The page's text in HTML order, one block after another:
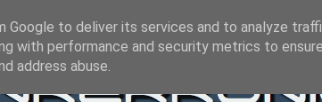
Google to deliver its services and to analyze
with performance and security metrics to
address abuse.